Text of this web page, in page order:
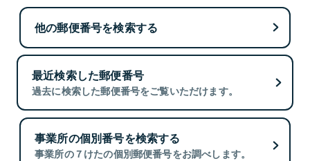
他の郵便番号を検索する
最近検索した郵便番号
過去に検索した郵便番号をご覧いただけます。
事業所の個別番号を検索する
事業所の７けたの個別郵便番号をお調べします。